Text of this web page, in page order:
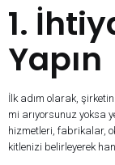
1.
Yapın
İlk adım olarak,
mi arıyorsunuz yoksa
hizmetleri, fabrikalar,
kitlenizi belirleyerek